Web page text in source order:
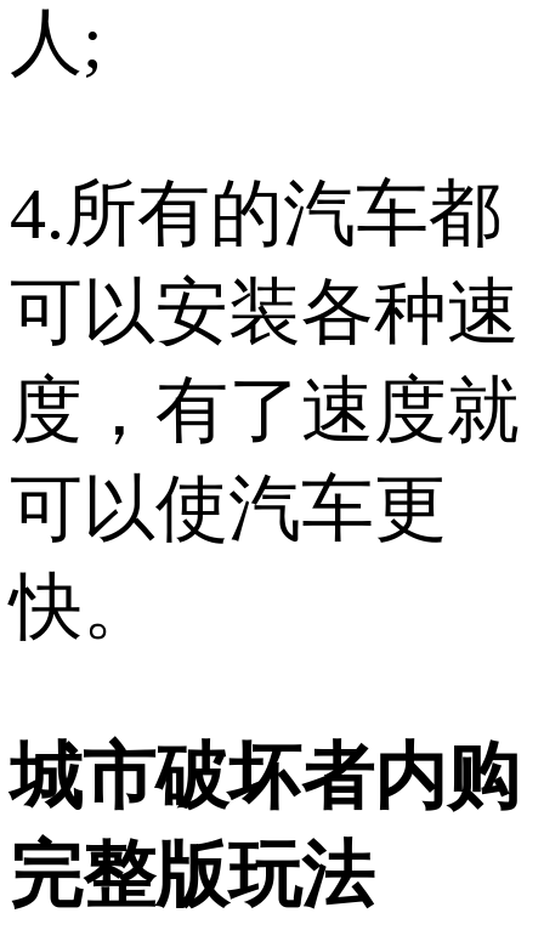
人;
4.所有的汽车都
可以安装各种速
度，有了速度就
可以使汽车更
快。
城市破坏者内购
完整版玩法